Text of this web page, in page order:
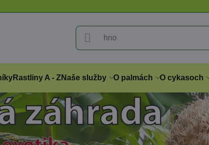
Rastliny A - ZNaše služby O palmách O cykasoch